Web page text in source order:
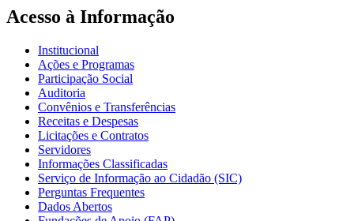
Acesso à Informação
Institucional
Ações e Programas
Participação Social
Auditoria
Convênios e Transferências
Receitas e Despesas
Licitações e Contratos
Servidores
Informações Classificadas
Serviço de Informação ao Cidadão (SIC)
Perguntas Frequentes
Dados Abertos